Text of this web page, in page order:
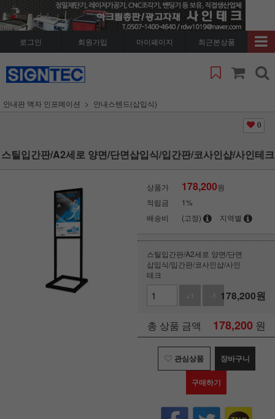
로그인 회원가입 마이페이지 최근본상품
안내판 액자 인포메이션 안내스텐드(삽입식)
0
스틸입간판/A2세로 양면/단면삽입식/입간판/코사인샵/사인테크
상품가 178,200원
적립금
1%
배송비
(고정) 지역별
스틸입간판/A2세로 양면/단면
삽입식/입간판/코사인샵/사인
테크
+1
-1 178,200원
총 상품 금액 178,200 원
관심상품 장바구니
구매하기